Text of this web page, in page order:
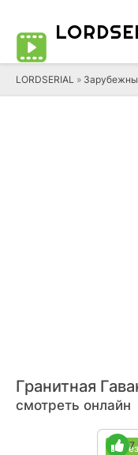
LORD
LORDSERIAL »
Гранитная
смотреть онлайн
2 7